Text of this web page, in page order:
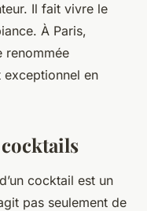
Il fait vivre le
À Paris,
renommée
exceptionnel en
d’un cocktail est un
pas seulement de